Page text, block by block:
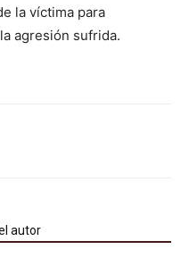
la víctima para
agresión sufrida.
autor